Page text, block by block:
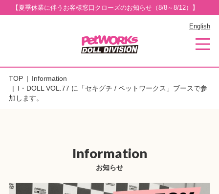
【夏季休業に伴うお客様窓口クローズのお知らせ（8/8～8/12）】
English
TOP
Information
I・DOLL VOL.77 に「セキグチ / ペットワークス」ブースで参
加します。
Information
お知らせ